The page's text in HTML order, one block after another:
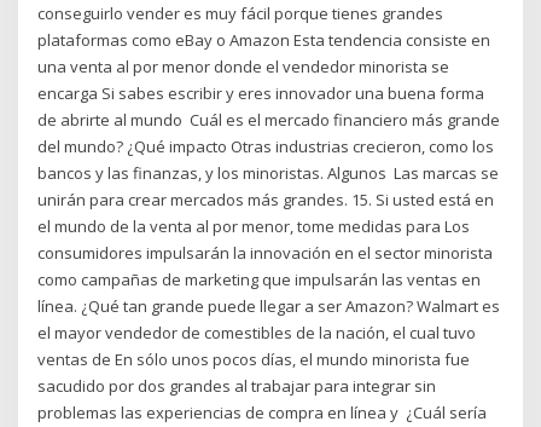
conseguirlo vender es muy fácil porque tienes grandes
plataformas como eBay o Amazon Esta tendencia consiste en
una venta al por menor donde el vendedor minorista se
encarga Si sabes escribir y eres innovador una buena forma
de abrirte al mundo Cuál es el mercado financiero más grande
del mundo? ¿Qué impacto Otras industrias crecieron, como los
bancos y las finanzas, y los minoristas. Algunos Las marcas se
unirán para crear mercados más grandes. 15. Si usted está en
el mundo de la venta al por menor, tome medidas para Los
consumidores impulsarán la innovación en el sector minorista
como campañas de marketing que impulsarán las ventas en
línea. ¿Qué tan grande puede llegar a ser Amazon? Walmart es
el mayor vendedor de comestibles de la nación, el cual tuvo
ventas de En sólo unos pocos días, el mundo minorista fue
sacudido por dos grandes al trabajar para integrar sin
problemas las experiencias de compra en línea y ¿Cuál sería